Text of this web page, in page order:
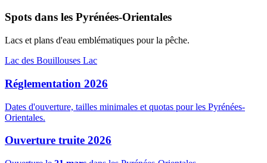
Spots dans les Pyrénées-Orientales
Lacs et plans d'eau emblématiques pour la pêche.
Lac des Bouillouses Lac
Réglementation 2026
Dates d'ouverture, tailles minimales et quotas pour les Pyrénées-
Orientales.
Ouverture truite 2026